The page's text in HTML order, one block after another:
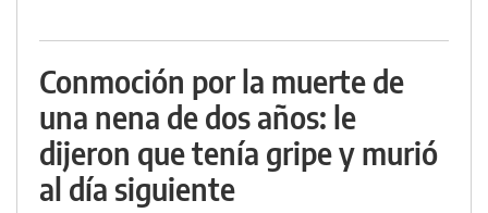
Conmoción por la muerte de
una nena de dos años: le
dijeron que tenía gripe y murió
al día siguiente